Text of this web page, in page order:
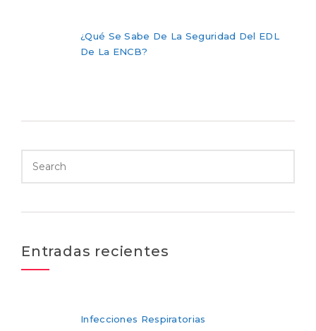
¿Qué Se Sabe De La Seguridad Del EDL
De La ENCB?
Entradas recientes
Infecciones Respiratorias